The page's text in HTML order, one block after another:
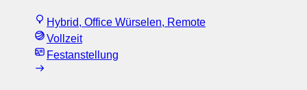
Hybrid, Office Würselen, Remote
Vollzeit
Festanstellung